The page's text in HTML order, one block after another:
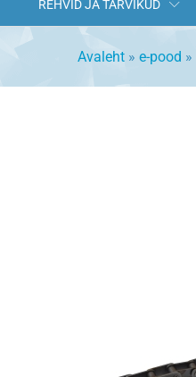
REHVID JA TARVIKUD
Avaleht » e-pood »